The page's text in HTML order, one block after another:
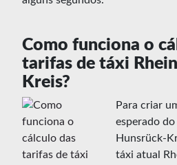
Como funciona o
tarifas de táxi
Kreis?
Para criar
esperado
Hunsrück-
táxi atual